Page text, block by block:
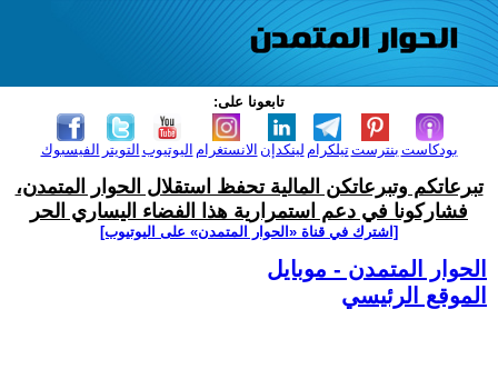
تابعونا على:
الفيسبوك التويتر اليوتيوب الانستغرام لينكدإن تيلكرامبنترست بودكاست
تبرعاتكم وتبرعاتكن المالية تحفظ استقلال الحوار المتمدن،
فشاركونا في دعم استمرارية هذا الفضاء اليساري الحر
[اشترك في قناة ‫«الحوار المتمدن» على اليوتيوب]
الحوار المتمدن - موبايل
الموقع الرئيسي